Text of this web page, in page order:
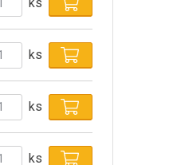
ks
ks
ks